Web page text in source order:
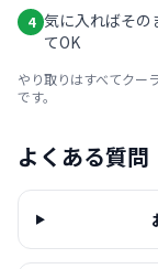
4 気に入ればその
てOK
やり取りはすべてクー
です。
よくある質問